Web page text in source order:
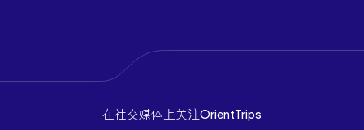
在社交媒体上关注OrientTrips